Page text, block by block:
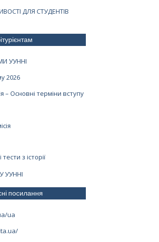
ДЛЯ СТУДЕНТІВ
УУННІ
2026
– Основні терміни вступу
з історії
УУННІ
посилання
ua